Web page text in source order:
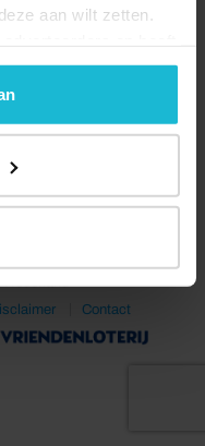
aan wilt zetten.
deze cookies via
weigeren.
Contact